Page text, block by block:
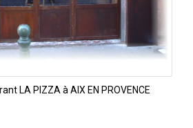
LA PIZZA à AIX EN PROVENCE